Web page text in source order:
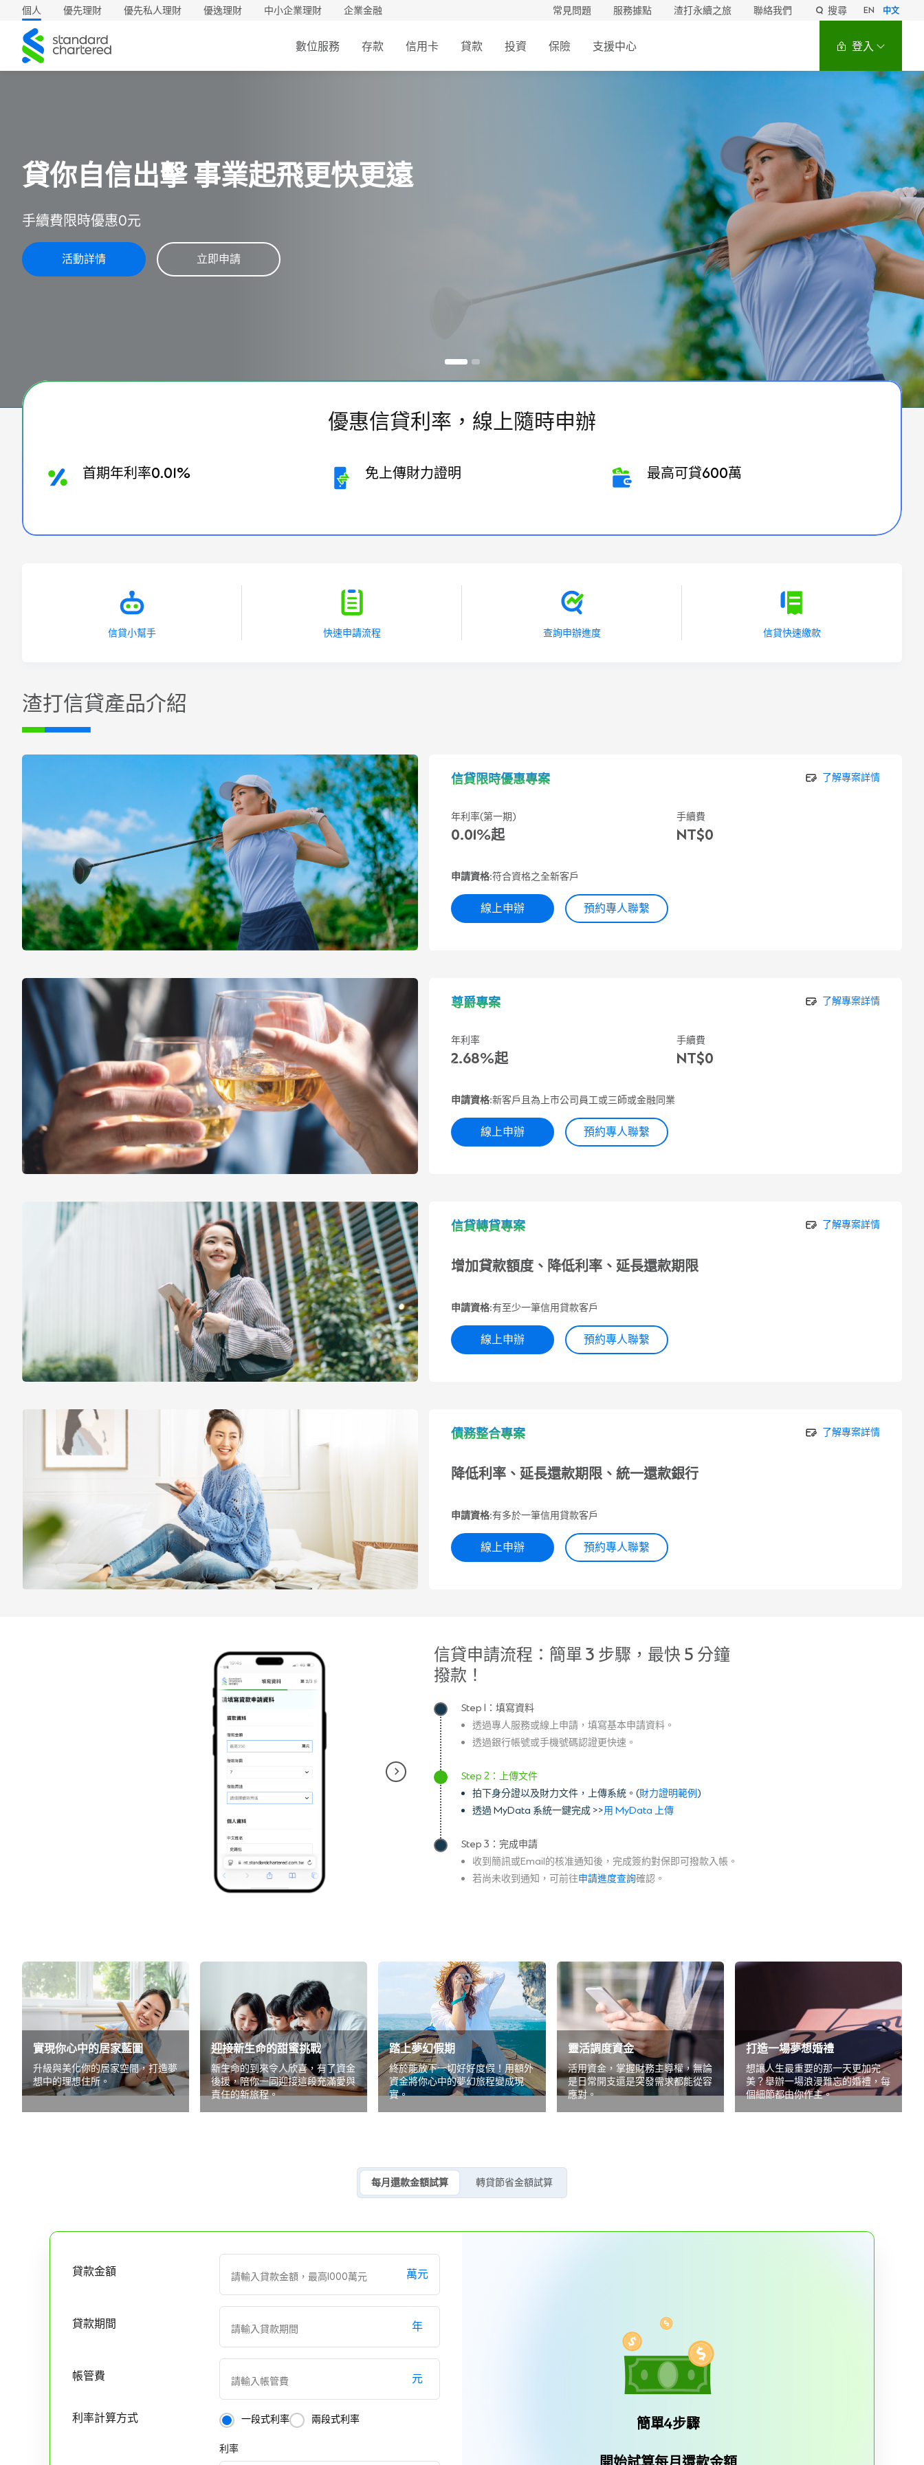
個人 優先理財 優先私人理財 優逸理財 中小企業理財 企業金融 常見問題 服務據點 渣打永續之旅 聯絡我們 搜尋 EN 中文
渣
打
數位服務 存款 信用卡 貸款 投資 保險 支援中心 登入
信貸首期年利率0.01%
全年24小時線上申貸，3步驟簡單申辦，免自行上傳財力證明。
1分鐘立即試算 線上申辦
優惠信貸利率，線上隨時申辦
首期年利率0.01% 免上傳財力證明 最高可貸600萬
信貸小幫手 快速申請流程 查詢申辦進度 信貸快速繳款
渣打信貸產品介紹
信貸限時優惠專案 了解專案詳情
年利率(第一期)
0.01%起
手續費
NT$0
申請資格:符合資格之全新客戶
線上申辦 預約專人聯繫
尊爵專案 了解專案詳情
年利率
2.68%起
手續費
NT$0
申請資格:新客戶且為上市公司員工或三師或金融同業
線上申辦 預約專人聯繫
信貸轉貸專案 了解專案詳情
增加貸款額度、降低利率、延長還款期限
申請資格:有至少一筆信用貸款客戶
線上申辦 預約專人聯繫
債務整合專案 了解專案詳情
降低利率、延長還款期限、統一還款銀行
申請資格:有多於一筆信用貸款客戶
線上申辦 預約專人聯繫
信貸申請流程：簡單 3 步驟，最快 5 分鐘
撥款！
Step 1：填寫資料
透過專人服務或線上申請，填寫基本申請資料。
透過銀行帳號或手機號碼認證更快速。
Step 2：上傳文件
拍下身分證以及財力文件，上傳系統。(財力證明範例)
透過 MyData 系統一鍵完成 >>用 MyData 上傳
Step 3：完成申請
收到簡訊或Email的核准通知後，完成簽約對保即可撥款入帳。
若尚未收到通知，可前往申請進度查詢確認。
實現你心中的居家藍圖
升級與美化你的居家空間，打造夢
想中的理想住所。
迎接新生命的甜蜜挑戰
新生命的到來令人欣喜，有了資金
後援，陪你一同迎接這段充滿愛與
責任的新旅程。
踏上夢幻假期
終於能放下一切好好度假！用額外
資金將你心中的夢幻旅程變成現
實。
靈活調度資金
活用資金，掌握財務主導權，無論
是日常開支還是突發需求都能從容
應對。
打造一場夢想婚禮
想讓人生最重要的那一天更加完
美？舉辦一場浪漫難忘的婚禮，每
個細節都由你作主。
每月還款金額試算 轉貸節省金額試算
貸款金額 萬元
貸款期間 年
帳管費 元
利率計算方式 一段式利率 兩段式利率
利率
簡單4步驟